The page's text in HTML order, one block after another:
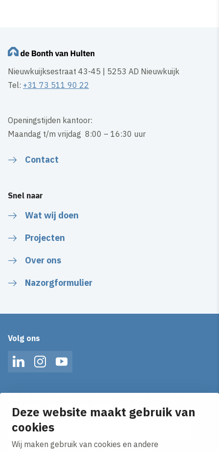
Deze website maakt gebruik van
cookies
Wij maken gebruik van cookies en andere
Nieuwkuijksestraat 43-45 | 5253 AD Nieuwkuijk
Tel: +31 73 511 90 22
Openingstijden kantoor:
Maandag t/m vrijdag 8:00 – 16:30 uur
Contact
Snel naar
Wat wij doen
Projecten
Over ons
Nazorgformulier
Volg ons
LinkedInInstagramYouTube
Ontvang onze nieuws alerts in je mailbox!
E-mailadres
Ik ga akkoord met hetprivacy statement.